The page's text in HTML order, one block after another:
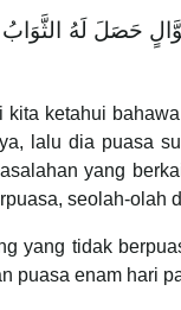
حَصَلَ لَهُ الثَّوَابُ
kita ketahui
lalu dia puasa
yang
seolah-olah
yang tidak
puasa enam hari